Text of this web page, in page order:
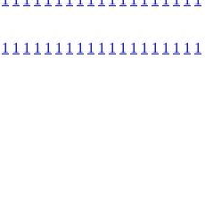
1 1 1 1 1 1 1 1 1 1 1 1 1 1 1 1 1 1 1